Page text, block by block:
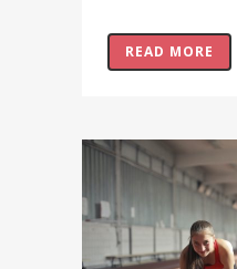
READ MORE